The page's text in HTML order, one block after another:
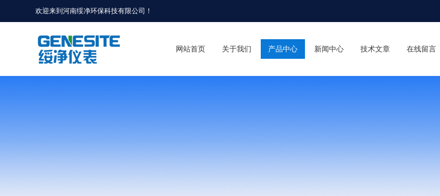
欢迎来到河南绥净环保科技有限公司！
网站首页 关于我们 产品中心 新闻中心 技术文章 在线留言